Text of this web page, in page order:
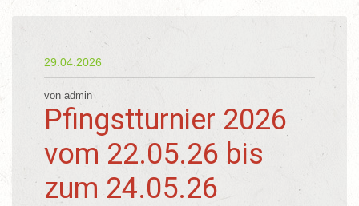
29.04.2026
von admin
Pfingstturnier 2026
vom 22.05.26 bis
zum 24.05.26